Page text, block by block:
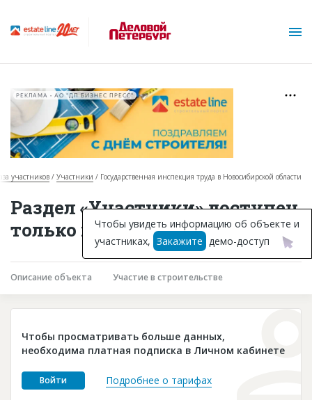
Горячие объекты
База строящихся объектов
Инвестпроекты
Глоссарий
Платные услуги
Пресс-релизы
РЕКЛАМА • АО "ДП БИЗНЕС ПРЕСС"
участников Участники Государственная инспекция труда в Новосибирской области
Раздел «Участники» доступен
только подписчикам
Описание объекта Участие в строительстве
Чтобы просматривать больше данных,
необходима платная подписка в Личном кабинете
Войти Подробнее о тарифах
Чтобы увидеть информацию об объекте и
участниках, Закажите демо-доступ